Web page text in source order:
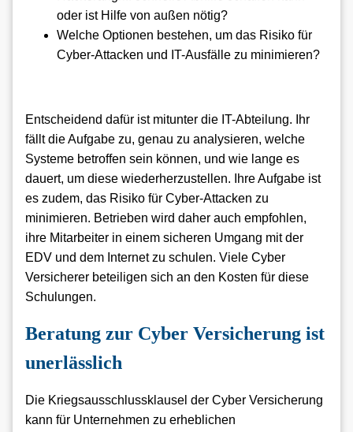
oder ist Hilfe von außen nötig?
Welche Optionen bestehen, um das Risiko für
Cyber-Attacken und IT-Ausfälle zu minimieren?
Entscheidend dafür ist mitunter die IT-Abteilung. Ihr
fällt die Aufgabe zu, genau zu analysieren, welche
Systeme betroffen sein können, und wie lange es
dauert, um diese wiederherzustellen. Ihre Aufgabe ist
es zudem, das Risiko für Cyber-Attacken zu
minimieren. Betrieben wird daher auch empfohlen,
ihre Mitarbeiter in einem sicheren Umgang mit der
EDV und dem Internet zu schulen. Viele Cyber
Versicherer beteiligen sich an den Kosten für diese
Schulungen.
Beratung zur Cyber Versicherung ist
unerlässlich
Die Kriegsausschlussklausel der Cyber Versicherung
kann für Unternehmen zu erheblichen